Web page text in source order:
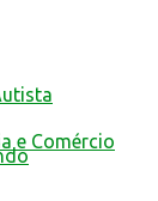
e Comércio